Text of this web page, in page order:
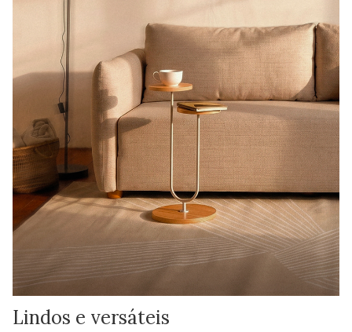
Lindos e versáteis